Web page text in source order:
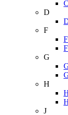
D
F
G
H
J